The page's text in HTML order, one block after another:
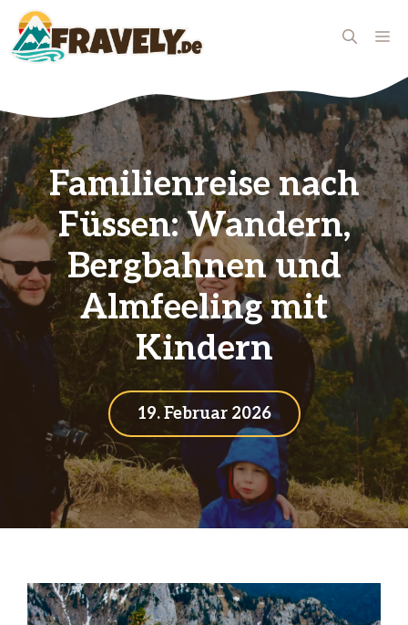
Zum
Inhalt
springen
Familienreise nach
Füssen: Wandern,
Bergbahnen und
Almfeeling mit
Kindern
19. Februar 2026